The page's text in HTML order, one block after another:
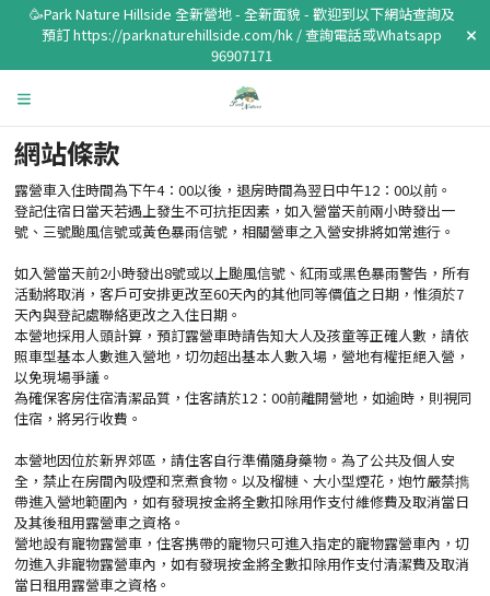
🥳Park Nature Hillside 全新營地 - 全新面貌 - 歡迎到以下網站查詢及
預訂 https://parknaturehillside.com/hk / 查詢電話或Whatsapp
96907171
網站條款
露營車入住時間為下午4：00以後，退房時間為翌日中午12：00以前。
登記住宿日當天若遇上發生不可抗拒因素，如入營當天前兩小時發出一
號、三號颱風信號或黃色暴雨信號，相關營車之入營安排將如常進行。
如入營當天前2小時發出8號或以上颱風信號、紅雨或黑色暴雨警告，所有
活動將取消，客戶可安排更改至60天內的其他同等價值之日期，惟須於7
天內與登記處聯絡更改之入住日期。
本營地採用人頭計算，預訂露營車時請告知大人及孩童等正確人數，請依
照車型基本人數進入營地，切勿超出基本人數入場，營地有權拒絕入營，
以免現場爭議。
為確保客房住宿清潔品質，住客請於12：00前離開營地，如逾時，則視同
住宿，將另行收費。
本營地因位於新界郊區，請住客自行準備隨身藥物。為了公共及個人安
全，禁止在房間內吸煙和烹煮食物。以及榴槤、大小型煙花，炮竹嚴禁擕
帶進入營地範圍內，如有發現按金將全數扣除用作支付維修費及取消當日
及其後租用露營車之資格。
營地設有寵物露營車，住客携帶的寵物只可進入指定的寵物露營車內，切
勿進入非寵物露營車內，如有發現按金將全數扣除用作支付清潔費及取消
當日租用露營車之資格。